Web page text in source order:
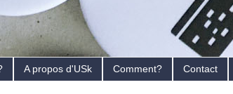
A propos d'USk Comment? Contact